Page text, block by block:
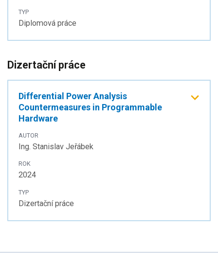
TYP
Diplomová práce
Dizertační práce
Differential Power Analysis
Countermeasures in Programmable
Hardware
AUTOR
Ing. Stanislav Jeřábek
ROK
2024
TYP
Dizertační práce